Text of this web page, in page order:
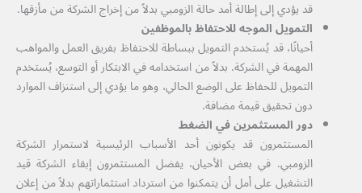
قد يؤدي إلى إطالة أمد حالة الزومبي بدلاً من إخراج الشركة من مأزقها.
التمويل الموجه للاحتفاظ بالموظفين
أحيانًا، قد يُستخدم التمويل ببساطة للاحتفاظ بفريق العمل والمواهب
المهمة في الشركة. بدلاً من استخدامه في الابتكار أو التوسع، يُستخدم
التمويل للحفاظ على الوضع الحالي، وهو ما يؤدي إلى استنزاف الموارد
دون تحقيق قيمة مضافة.
دور المستثمرين في الضغط
المستثمرون قد يكونون أحد الأسباب الرئيسية لاستمرار الشركة
الزومبي. في بعض الأحيان، يفضل المستثمرون إبقاء الشركة قيد
التشغيل على أمل أن يتمكنوا من استرداد استثماراتهم بدلاً من إعلان